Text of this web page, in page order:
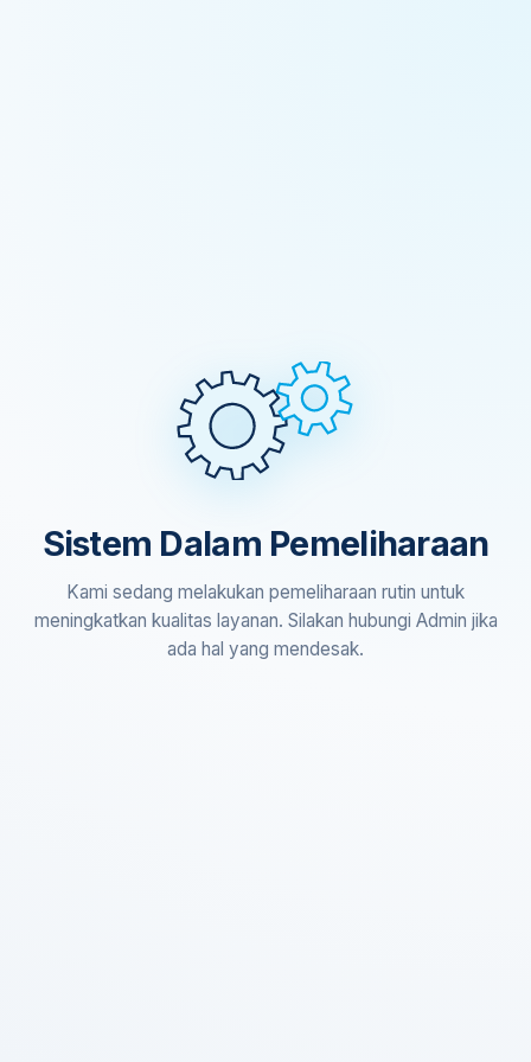
Sistem Dalam Pemeliharaan
Kami sedang melakukan pemeliharaan rutin untuk
meningkatkan kualitas layanan. Silakan hubungi Admin jika
ada hal yang mendesak.